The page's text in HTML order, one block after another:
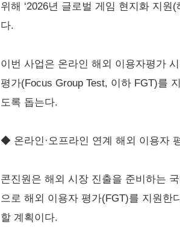
위해 ‘2026년 글로벌 게임 현지화 지
다.
이번 사업은 온라인 해외 이용자평가
평가(Focus Group Test, 이하 FGT)를
도록 돕는다.
◆ 온라인·오프라인 연계 해외 이용자
콘진원은 해외 시장 진출을 준비하는
으로 해외 이용자 평가(FGT)를 지원한
할 계획이다.